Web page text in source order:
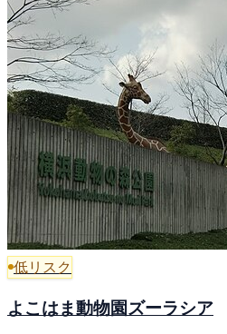
低リスク
よこはま動物園ズーラシア